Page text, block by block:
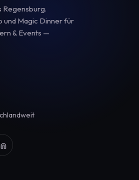
Regensburg.
und Magic Dinner für
& Events —